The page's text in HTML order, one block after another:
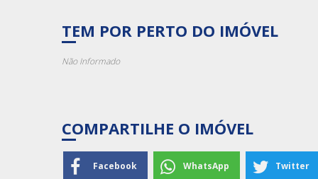
TEM POR PERTO DO IMÓVEL
Não Informado
COMPARTILHE O IMÓVEL
Facebook WhatsApp Twitter